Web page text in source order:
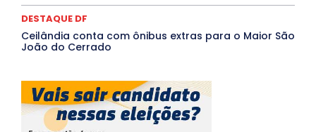
DESTAQUE DF
Ceilândia conta com ônibus extras para o Maior São
João do Cerrado